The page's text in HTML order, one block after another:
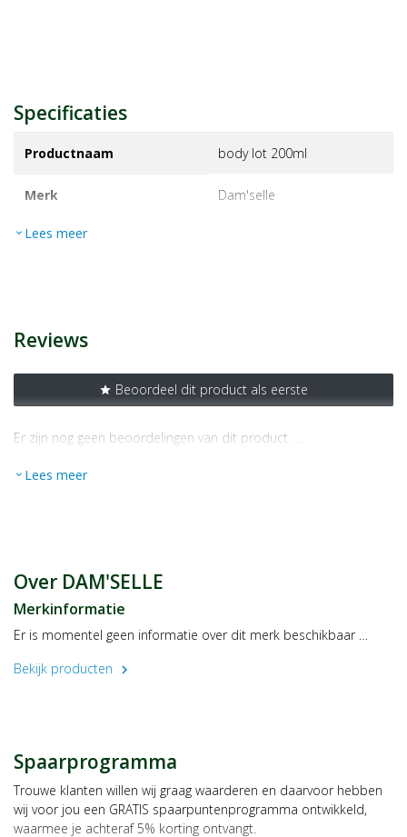
Specificaties
Productnaam body lot 200ml
Merk dam'selle
EAN
expand_more Lees meer
Reviews
star Beoordeel dit product als eerste
Er zijn nog geen beoordelingen van dit product …
expand_more Lees meer
Over DAM'SELLE
Merkinformatie
Er is momentel geen informatie over dit merk beschikbaar …
Bekijk producten
chevron_right
Spaarprogramma
Trouwe klanten willen wij graag waarderen en daarvoor hebben
wij voor jou een GRATIS spaarpuntenprogramma ontwikkeld,
waarmee je achteraf 5% korting ontvangt.